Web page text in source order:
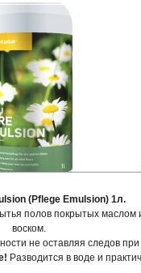
(Pflege Emulsion) 1л.
полов покрытых
воском.
не оставляя следов
Разводится в воде и